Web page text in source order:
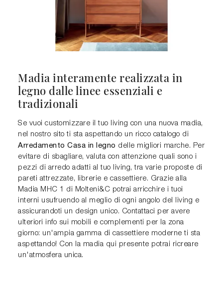
Madia interamente realizzata in
legno dalle linee essenziali e
tradizionali
Se vuoi customizzare il tuo living con una nuova madia,
nel nostro sito ti sta aspettando un ricco catalogo di
Arredamento Casa in legno delle migliori marche. Per
evitare di sbagliare, valuta con attenzione quali sono i
pezzi di arredo adatti al tuo living, tra varie proposte di
pareti attrezzate, librerie e cassettiere. Grazie alla
Madia MHC 1 di Molteni&C potrai arricchire i tuoi
interni usufruendo al meglio di ogni angolo del living e
assicurandoti un design unico. Contattaci per avere
ulteriori info sui mobili e complementi per la zona
giorno: un'ampia gamma di cassettiere moderne ti sta
aspettando! Con la madia qui presente potrai ricreare
un'atmosfera unica.